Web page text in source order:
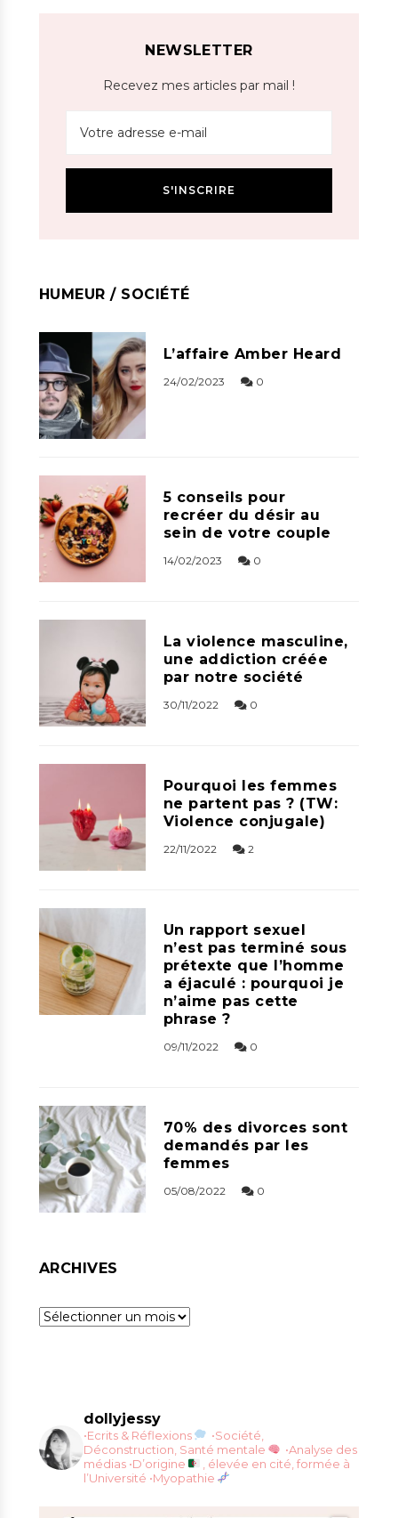
NEWSLETTER
Recevez mes articles par mail !
HUMEUR / SOCIÉTÉ
L’affaire Amber Heard
24/02/2023 0
5 conseils pour
recréer du désir au
sein de votre couple
14/02/2023 0
La violence masculine,
une addiction créée
par notre société
30/11/2022 0
Pourquoi les femmes
ne partent pas ? (TW:
Violence conjugale)
22/11/2022 2
Un rapport sexuel
n’est pas terminé sous
prétexte que l’homme
a éjaculé : pourquoi je
n’aime pas cette
phrase ?
09/11/2022 0
70% des divorces sont
demandés par les
femmes
05/08/2022 0
ARCHIVES
Archives
dollyjessy
•Ecrits & Réflexions
•Société,
Déconstruction, Santé mentale
•Analyse des
médias •D’origine
, élevée en cité, formée à
l’Université •Myopathie